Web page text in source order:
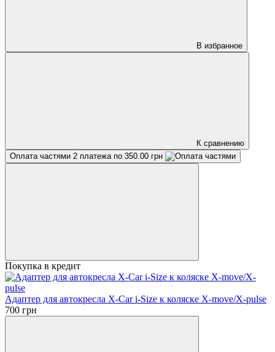
В избранное
К сравнению
Оплата частями 2 платежа по 350.00 грн
Покупка в кредит
Адаптер для автокресла X-Car i-Size к коляске X-move/X-pulse
700 грн